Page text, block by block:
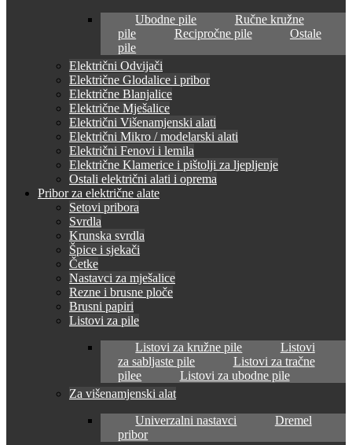
Ubodne pile
Ručne kružne
pile
Recipročne pile
Ostale
pile
Električni Odvijači
Električne Glodalice i pribor
Električne Blanjalice
Električne Mješalice
Električni Višenamjenski alati
Električni Mikro / modelarski alati
Električni Fenovi i lemila
Električne Klamerice i pištolji za ljepljenje
Ostali električni alati i oprema
Pribor za električne alate
Setovi pribora
Svrdla
Krunska svrdla
Špice i sjekači
Četke
Nastavci za mješalice
Rezne i brusne ploče
Brusni papiri
Listovi za pile
Listovi za kružne pile
Listovi
za sabljaste pile
Listovi za tračne
pilee
Listovi za ubodne pile
Za višenamjenski alat
Univerzalni nastavci
Dremel
pribor